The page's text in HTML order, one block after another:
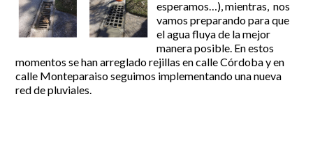
Incidencias
Incidencias
App Gecor
Contactar
OCIO Y CURIOSIDADES DE SITIO DE CALAHONDA
Historia de Sitio de Calahonda
esperamos…), mientras, nos
vamos preparando para que
el agua fluya de la mejor
manera posible. En estos
momentos se han arreglado rejillas en calle Córdoba y en
calle Monteparaiso seguimos implementando una nueva
red de pluviales.